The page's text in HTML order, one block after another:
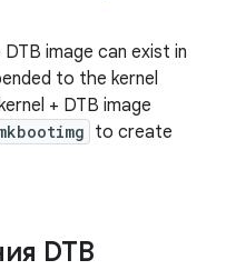
image can exist in
to the kernel
+ DTB image
to create
DTB